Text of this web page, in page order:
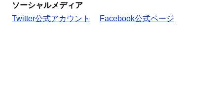
ソーシャルメディア
Twitter公式アカウント
Facebook公式ページ